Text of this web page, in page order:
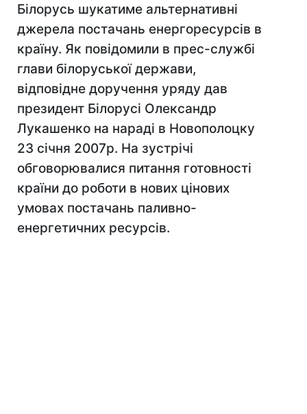
Білорусь шукатиме альтернативні
джерела постачань енергоресурсів в
країну. Як повідомили в прес-службі
глави білоруської держави,
відповідне доручення уряду дав
президент Білорусі Олександр
Лукашенко на нараді в Новополоцку
23 січня 2007р. На зустрічі
обговорювалися питання готовності
країни до роботи в нових цінових
умовах постачань паливно-
енергетичних ресурсів.